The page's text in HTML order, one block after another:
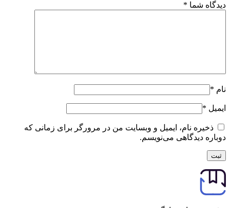
دیدگاه شما *
نام *
ایمیل *
ذخیره نام، ایمیل و وبسایت من در مرورگر برای زمانی که
دوباره دیدگاهی می‌نویسم.